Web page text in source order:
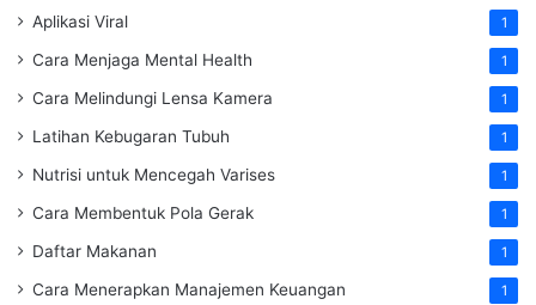
Aplikasi Viral 1
Cara Menjaga Mental Health 1
Cara Melindungi Lensa Kamera 1
Latihan Kebugaran Tubuh 1
Nutrisi untuk Mencegah Varises 1
Cara Membentuk Pola Gerak 1
Daftar Makanan 1
Cara Menerapkan Manajemen Keuangan 1